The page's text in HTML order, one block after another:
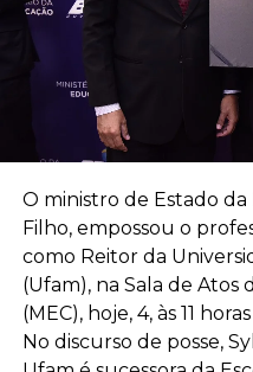
O ministro de Estado
Filho, empossou o
como Reitor da
(Ufam), na Sala de Atos
(MEC), hoje, 4, às 11
No discurso de posse,